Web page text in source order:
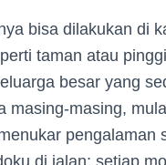
bisa dilakukan di
taman atau
besar yang
masing-masing,
di jalan; setiap